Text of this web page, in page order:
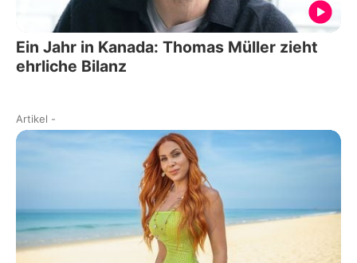
Ein Jahr in Kanada: Thomas Müller zieht
ehrliche Bilanz
Artikel -